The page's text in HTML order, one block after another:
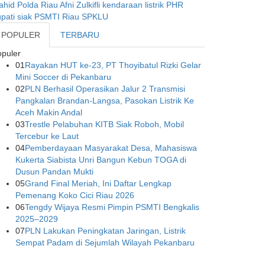
Polda Riau Afni Zulkifli kendaraan listrik PHR
siak PSMTI Riau SPKLU
POPULER
TERBARU
01 Rayakan HUT ke-23, PT Thoyibatul Rizki Gelar
Mini Soccer di Pekanbaru
02PLN Berhasil Operasikan Jalur 2 Transmisi
Pangkalan Brandan-Langsa, Pasokan Listrik Ke
Aceh Makin Andal
03Trestle Pelabuhan KITB Siak Roboh, Mobil
Tercebur ke Laut
04Pemberdayaan Masyarakat Desa, Mahasiswa
Kukerta Siabista Unri Bangun Kebun TOGA di
Dusun Pandan Mukti
05Grand Final Meriah, Ini Daftar Lengkap
Pemenang Koko Cici Riau 2026
06Tengdy Wijaya Resmi Pimpin PSMTI Bengkalis
2025–2029
07PLN Lakukan Peningkatan Jaringan, Listrik
Sempat Padam di Sejumlah Wilayah Pekanbaru